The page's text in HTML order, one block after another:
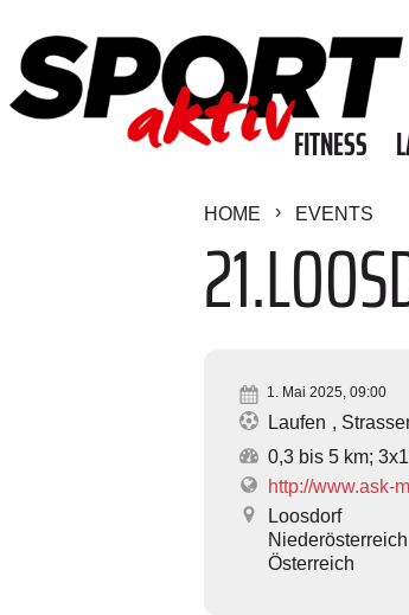
FITNESS
HOME EVENTS
1. Mai 2025, 09:00
Laufen
0,3 bis 5 km;
http://www.ask-
Loosdorf
Niederösterreich
Österreich